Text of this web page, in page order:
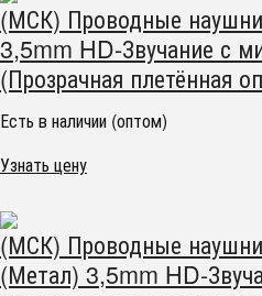
(МСК) Проводные
3,5mm HD-Звучание с
(Прозрачная плетённая
Есть в наличии (оптом)
Узнать цену
(МСК) Проводные
(Метал) 3,5mm HD-